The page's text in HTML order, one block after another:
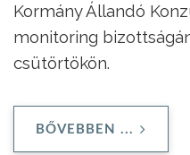
Kormány Állandó
monitoring
csütörtökön.
BŐVEBBEN ...